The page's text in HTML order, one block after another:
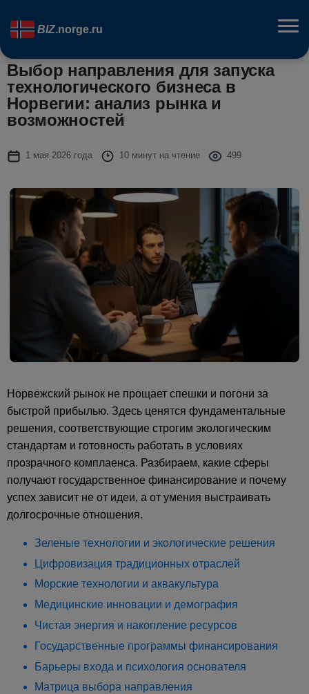
BIZ.norge.ru
Выбор направления для запуска
технологического бизнеса в
Норвегии: анализ рынка и
возможностей
1 мая 2026 года 10 минут на чтение 499
Норвежский рынок не прощает спешки и погони за
быстрой прибылью. Здесь ценятся фундаментальные
решения, соответствующие строгим экологическим
стандартам и готовность работать в условиях
прозрачного комплаенса. Разбираем, какие сферы
получают государственное финансирование и почему
успех зависит не от идеи, а от умения выстраивать
долгосрочные отношения.
Зеленые технологии и экологические решения
Цифровизация традиционных отраслей
Морские технологии и аквакультура
Медицинские инновации и демография
Чистая энергия и накопление ресурсов
Государственные программы финансирования
Барьеры входа и психология основателя
Матрица выбора направления